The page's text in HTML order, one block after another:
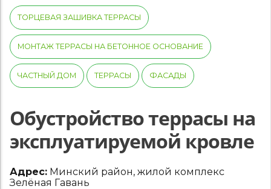
ТОРЦЕВАЯ ЗАШИВКА ТЕРРАСЫ
МОНТАЖ ТЕРРАСЫ НА БЕТОННОЕ ОСНОВАНИЕ
ЧАСТНЫЙ ДОМ ТЕРРАСЫ ФАСАДЫ
Обустройство террасы на
эксплуатируемой кровле
Адрес: Минский район, жилой комплекс
Зелёная Гавань